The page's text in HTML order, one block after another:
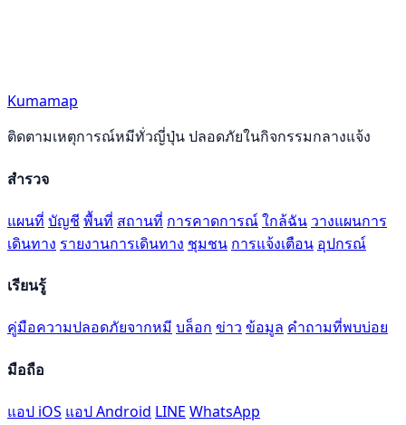
Kumamap
ติดตามเหตุการณ์หมีทั่วญี่ปุ่น ปลอดภัยในกิจกรรมกลางแจ้ง
สำรวจ
แผนที่ บัญชี พื้นที่ สถานที่ การคาดการณ์ใกล้ฉัน วางแผนการ
เดินทาง รายงานการเดินทาง ชุมชน การแจ้งเตือน อุปกรณ์
เรียนรู้
คู่มือความปลอดภัยจากหมี บล็อก ข่าว ข้อมูล คำถามที่พบบ่อย
มือถือ
แอป iOS แอป Android LINE WhatsApp